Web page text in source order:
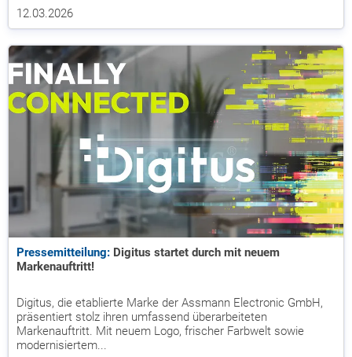
12.03.2026
Pressemitteilung: Digitus startet durch mit neuem
Markenauftritt!
Digitus, die etablierte Marke der Assmann Electronic GmbH,
präsentiert stolz ihren umfassend überarbeiteten
Markenauftritt. Mit neuem Logo, frischer Farbwelt sowie
modernisiertem...